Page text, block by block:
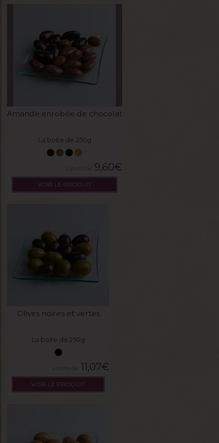
Amande enrobée de chocolat
La boite de 250g
9,60€
VOIR LE PRODUIT
Olives noires et vertes
La boite de 250g
11,07€
VOIR LE PRODUIT